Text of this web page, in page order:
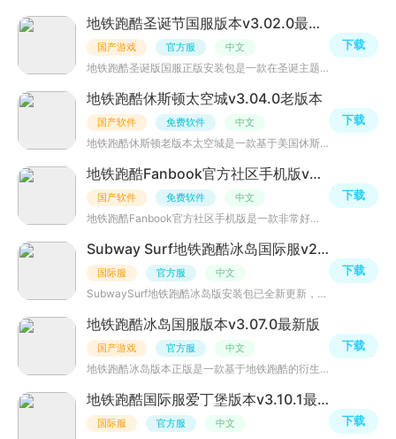
地铁跑酷圣诞节国服版本v3.02.0最新版
国产游戏 官方服 中文
地铁跑酷圣诞版国服正版安装包是一款在圣诞主题下打造的跑酷游戏。玩家可以选择不同的角色，在地铁、城市等
下载
地铁跑酷休斯顿太空城v3.04.0老版本
国产软件 免费软件 中文
地铁跑酷休斯顿老版本太空城是一款基于美国休斯顿城市建筑和地铁线路的跑酷类游戏。玩家需要控制角色在地铁
下载
地铁跑酷Fanbook官方社区手机版v2.6.0安卓最新版
国产软件 免费软件 中文
地铁跑酷Fanbook官方社区手机版是一款非常好用的游戏社区app软件，里面汇聚了众多游戏爱好者，玩家可以在其
下载
Subway Surf地铁跑酷冰岛国际服v2.37.0最新版
国际服 官方服 中文
SubwaySurf地铁跑酷冰岛版安装包已全新更新，里面的地图都是冰岛风格游戏元素，加入了本地比较经典的元素，
下载
地铁跑酷冰岛国服版本v3.07.0最新版
国产游戏 官方服 中文
地铁跑酷冰岛版本正版是一款基于地铁跑酷的衍生游戏，它将场景设置在主题为冰岛的环境中。玩家将扮演一名快
下载
地铁跑酷国际服爱丁堡版本v3.10.1最新版
国际服 官方服 中文 下载